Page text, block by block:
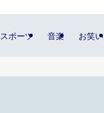
スポーツ 音楽 お笑い